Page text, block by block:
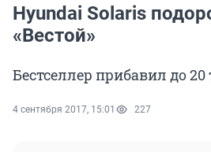
Hyundai Solaris
«Вестой»
Бестселлер прибавил до
4 сентября 2017, 15:01 227